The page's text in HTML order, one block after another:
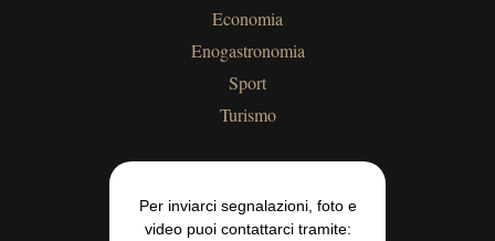
Economia
Enogastronomia
Sport
Turismo
Per inviarci segnalazioni, foto e
video puoi contattarci tramite: